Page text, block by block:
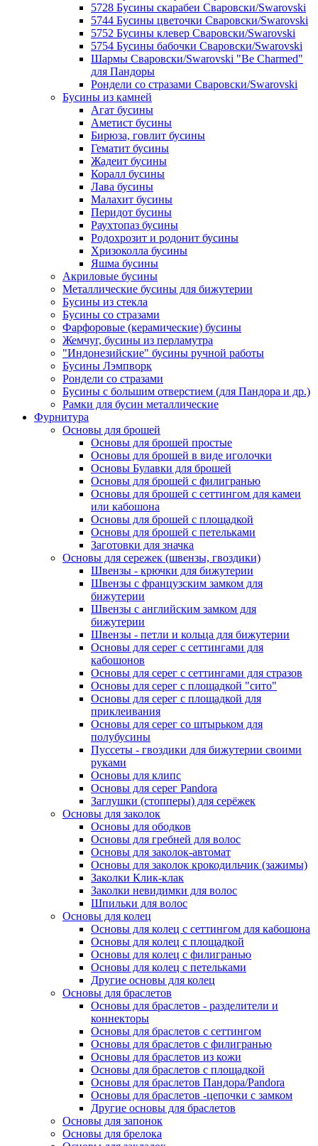
5728 Бусины скарабеи Сваровски/Swarovski
5744 Бусины цветочки Сваровски/Swarovski
5752 Бусины клевер Сваровски/Swarovski
5754 Бусины бабочки Сваровски/Swarovski
Шармы Сваровски/Swarovski "Be Charmed"
для Пандоры
Рондели со стразами Сваровски/Swarovski
Бусины из камней
Агат бусины
Аметист бусины
Бирюза, говлит бусины
Гематит бусины
Жадеит бусины
Коралл бусины
Лава бусины
Малахит бусины
Перидот бусины
Раухтопаз бусины
Родохрозит и родонит бусины
Хризоколла бусины
Яшма бусины
Акриловые бусины
Металлические бусины для бижутерии
Бусины из стекла
Бусины со стразами
Фарфоровые (керамические) бусины
Жемчуг, бусины из перламутра
"Индонезийские" бусины ручной работы
Бусины Лэмпворк
Рондели со стразами
Бусины с большим отверстием (для Пандора и др.)
Рамки для бусин металлические
Фурнитура
Основы для брошей
Основы для брошей простые
Основы для брошей в виде иголочки
Основы Булавки для брошей
Основы для брошей с филигранью
Основы для брошей с сеттингом для камеи
или кабошона
Основы для брошей с площадкой
Основы для брошей с петельками
Заготовки для значка
Основы для сережек (швензы, гвоздики)
Швензы - крючки для бижутерии
Швензы с французским замком для
бижутерии
Швензы с английским замком для
бижутерии
Швензы - петли и кольца для бижутерии
Основы для серег с сеттингами для
кабошонов
Основы для серег с сеттингами для стразов
Основы для серег с площадкой "сито"
Основы для серег с площадкой для
приклеивания
Основы для серег со штырьком для
полубусины
Пуссеты - гвоздики для бижутерии своими
руками
Основы для клипс
Основы для серег Pandora
Заглушки (стопперы) для серёжек
Основы для заколок
Основы для ободков
Основы для гребней для волос
Основы для заколок-автомат
Основы для заколок крокодильчик (зажимы)
Заколки Клик-клак
Заколки невидимки для волос
Шпильки для волос
Основы для колец
Основы для колец с сеттингом для кабошона
Основы для колец с площадкой
Основы для колец с филигранью
Основы для колец с петельками
Другие основы для колец
Основы для браслетов
Основы для браслетов - разделители и
коннекторы
Основы для браслетов с сеттингом
Основы для браслетов с филигранью
Основы для браслетов из кожи
Основы для браслетов с площадкой
Основы для браслетов Пандора/Pandora
Основы для браслетов -цепочки с замком
Другие основы для браслетов
Основы для запонок
Основы для брелока